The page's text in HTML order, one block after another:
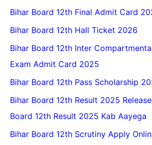
Bihar Board 12th Final Admit Card
Bihar Board 12th Hall Ticket 2026
Bihar Board 12th Inter
Exam Admit Card 2025
Bihar Board 12th Pass Scholarship
Bihar Board 12th Result 2025
Board 12th Result 2025 Kab Aayega
Bihar Board 12th Scrutiny Apply